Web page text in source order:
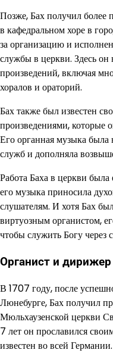
Позже, Бах получил более
в кафедральном хоре в
за организацию и
службы в церкви. Здесь
произведений, включая
хоралов и ораторий.
Бах также был известен
произведениями, которые
Его органная музыка
служб и дополняла
Работа Баха в церкви
его музыка приносила
слушателям. И хотя Бах
виртуозным органистом,
чтобы служить Богу через
Органист и
В 1707 году, после
Люнебурге, Бах получил
Мюльхаузенской церкви
7 лет он прославился
известен во всей Германии.